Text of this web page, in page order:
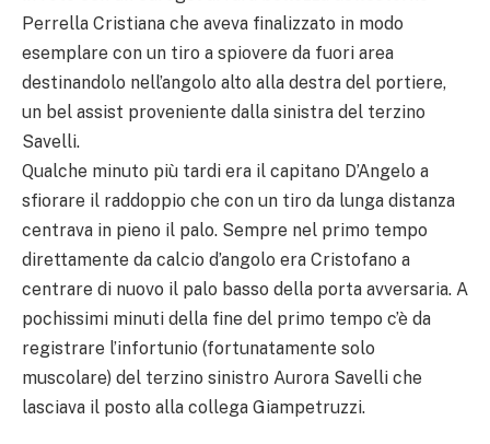
Perrella Cristiana che aveva finalizzato in modo
esemplare con un tiro a spiovere da fuori area
destinandolo nell’angolo alto alla destra del portiere,
un bel assist proveniente dalla sinistra del terzino
Savelli.
Qualche minuto più tardi era il capitano D’Angelo a
sfiorare il raddoppio che con un tiro da lunga distanza
centrava in pieno il palo. Sempre nel primo tempo
direttamente da calcio d’angolo era Cristofano a
centrare di nuovo il palo basso della porta avversaria. A
pochissimi minuti della fine del primo tempo c’è da
registrare l’infortunio (fortunatamente solo
muscolare) del terzino sinistro Aurora Savelli che
lasciava il posto alla collega Giampetruzzi.